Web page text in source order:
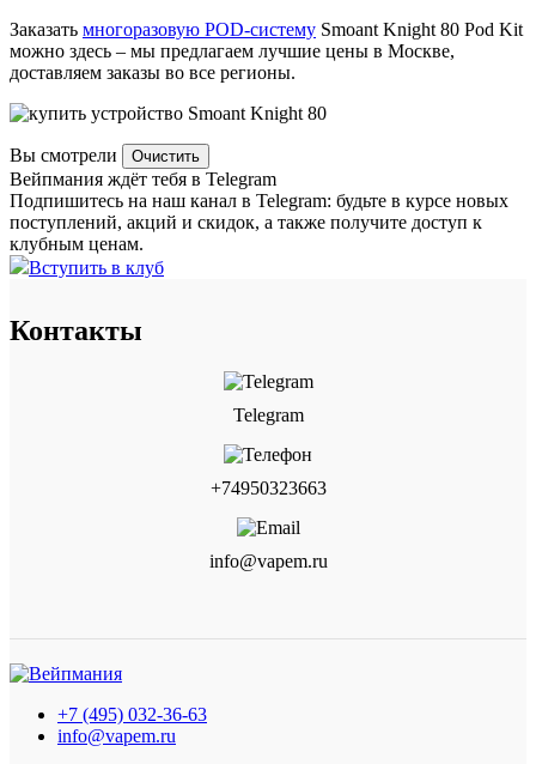
Заказать многоразовую POD-систему Smoant Knight 80 Pod Kit
можно здесь – мы предлагаем лучшие цены в Москве,
доставляем заказы во все регионы.
Вы смотрели Очистить
Вейпмания ждёт тебя в Telegram
Подпишитесь на наш канал в Telegram: будьте в курсе новых
поступлений, акций и скидок, а также получите доступ к
клубным ценам.
Вступить в клуб
Контакты
Telegram
+74950323663
info@vapem.ru
+7 (495) 032-36-63
info@vapem.ru